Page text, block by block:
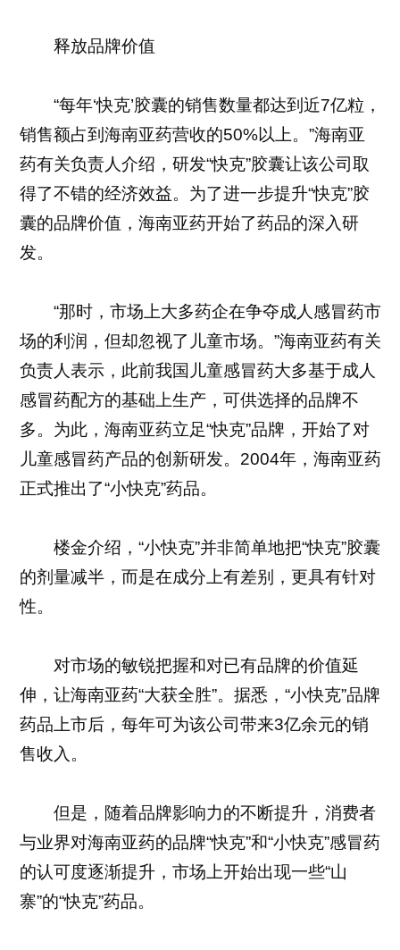
释放品牌价值
“每年‘快克’胶囊的销售数量都达到近7亿粒，
销售额占到海南亚药营收的50%以上。”海南亚
药有关负责人介绍，研发“快克”胶囊让该公司取
得了不错的经济效益。为了进一步提升“快克”胶
囊的品牌价值，海南亚药开始了药品的深入研
发。
“那时，市场上大多药企在争夺成人感冒药市
场的利润，但却忽视了儿童市场。”海南亚药有关
负责人表示，此前我国儿童感冒药大多基于成人
感冒药配方的基础上生产，可供选择的品牌不
多。为此，海南亚药立足“快克”品牌，开始了对
儿童感冒药产品的创新研发。2004年，海南亚药
正式推出了“小快克”药品。
楼金介绍，“小快克”并非简单地把“快克”胶囊
的剂量减半，而是在成分上有差别，更具有针对
性。
对市场的敏锐把握和对已有品牌的价值延
伸，让海南亚药“大获全胜”。据悉，“小快克”品牌
药品上市后，每年可为该公司带来3亿余元的销
售收入。
但是，随着品牌影响力的不断提升，消费者
与业界对海南亚药的品牌“快克”和“小快克”感冒药
的认可度逐渐提升，市场上开始出现一些“山
寨”的“快克”药品。